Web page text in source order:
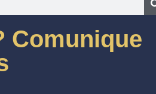
Comunique